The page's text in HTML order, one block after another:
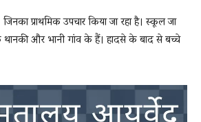
प्राथमिक उपचार किया जा रहा है। स्कूल जा
थानकी और भानी गांव के हैं। हादसे के बाद से बच्चे